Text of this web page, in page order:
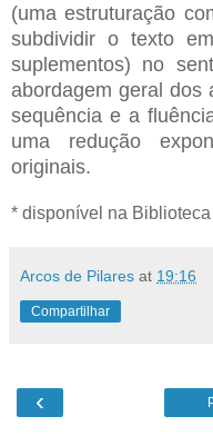
(uma estruturação
subdividir o texto
suplementos) no
abordagem geral dos
sequência e a
uma redução
originais.
* disponível na
Arcos de Pilares at 19:16
Compartilhar
‹